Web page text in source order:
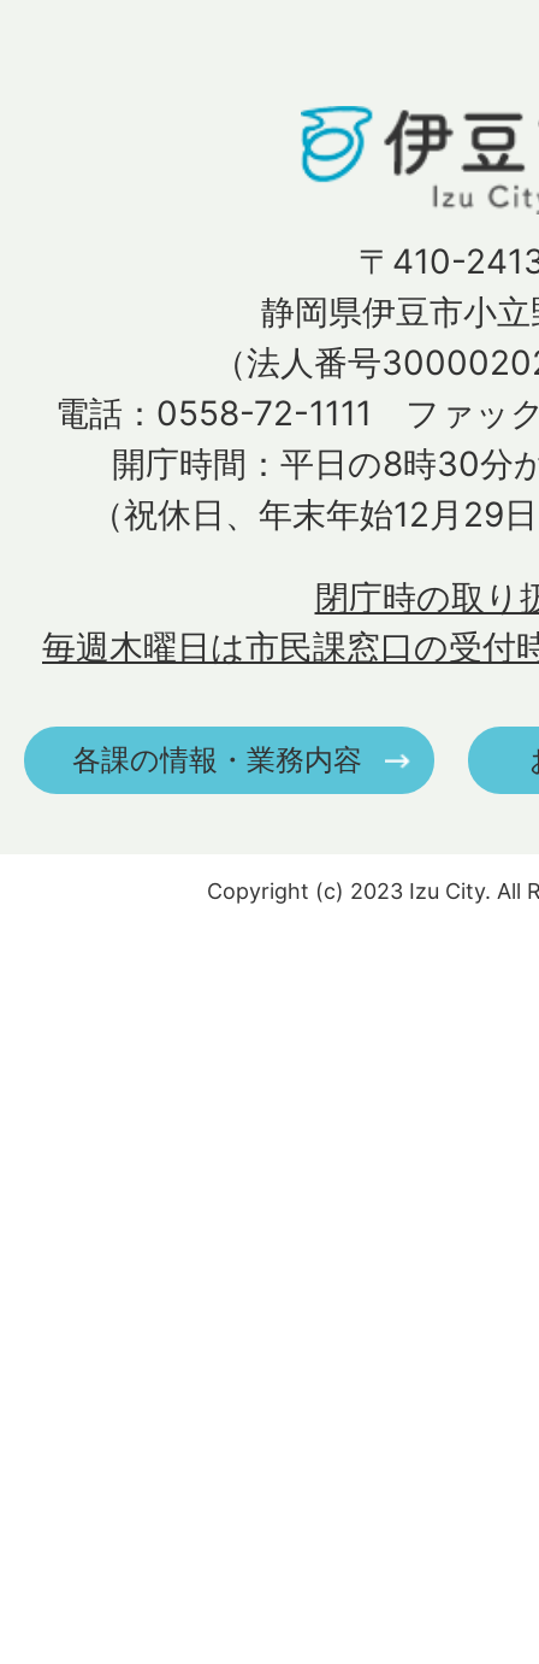
〒410-
静岡県伊豆市小
（法人番号
電話：0558-72-1111 ファッ
開庁時間：平日の8時30分
（祝休日、年末年始12月29
毎週木曜日は市民課窓口の受付
閉庁時の取り
各課の情報・業務内容
Copyright (c) 2023 Izu City. All